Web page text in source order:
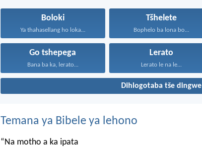
Boloki
Ya thahasellang ho loka...
Tšhelete
Bophelo ba lona bo...
Go tshepega
Bana ba ka, lerato...
Lerato
Lerato le na le...
Dihlogotaba tše dingwe
Temana ya Bibele ya lehono
“Na motho a ka ipata